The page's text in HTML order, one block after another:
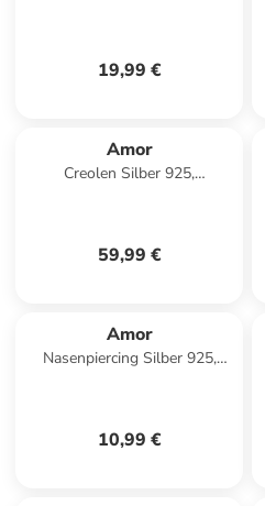
19,99 €
Amor
Creolen Silber 925,
59,99 €
Amor
Nasenpiercing Silber 925,
10,99 €